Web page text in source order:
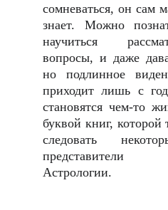
сомневаться, он сам
знает. Можно
научиться
вопросы, и даже
но подлинное
приходит лишь с
становятся чем-то
буквой книг, которой
следовать
представители
Астрологии.